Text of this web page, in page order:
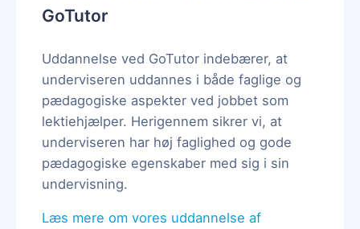
GoTutor
Uddannelse ved GoTutor indebærer, at
underviseren uddannes i både faglige og
pædagogiske aspekter ved jobbet som
lektiehjælper. Herigennem sikrer vi, at
underviseren har høj faglighed og gode
pædagogiske egenskaber med sig i sin
undervisning.
Læs mere om vores uddannelse af